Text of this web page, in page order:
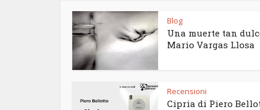
Blog
Una muerte tan
Mario Vargas Llosa
Recensioni
Cipria di Piero